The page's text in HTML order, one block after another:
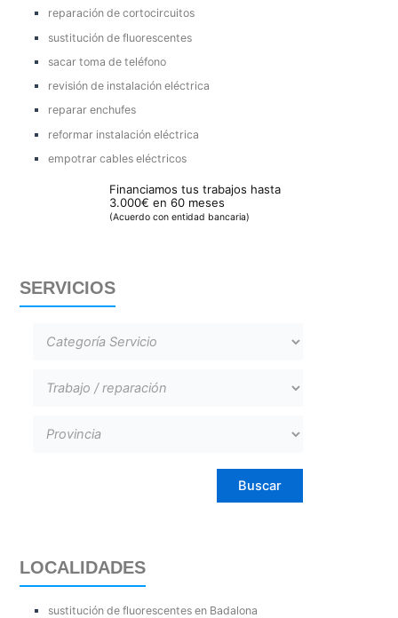
reparación de cortocircuitos
sustitución de fluorescentes
sacar toma de teléfono
revisión de instalación eléctrica
reparar enchufes
reformar instalación eléctrica
empotrar cables eléctricos
Financiamos tus trabajos hasta
3.000€ en 60 meses
(Acuerdo con entidad bancaria)
SERVICIOS
LOCALIDADES
sustitución de fluorescentes en Badalona